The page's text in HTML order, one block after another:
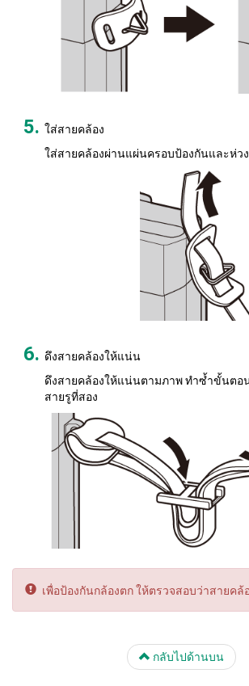
ใส่สายคล้อง
ใส่สายคล้องผ่านแผ่นครอบป้องกันและห่ว
ดึงสายคล้องให้แน่น
ดึงสายคล้องให้แน่นตามภาพ ทำซ้ำขั้นตอ
สายรูที่สอง
เพื่อป้องกันกล้องตก ให้ตรวจสอบว่าสายค
กลับไปด้านบน